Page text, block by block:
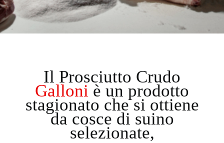
Il Prosciutto Crudo
Galloni è un prodotto
stagionato che si ottiene
da cosce di suino
selezionate,